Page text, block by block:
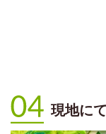
現地に